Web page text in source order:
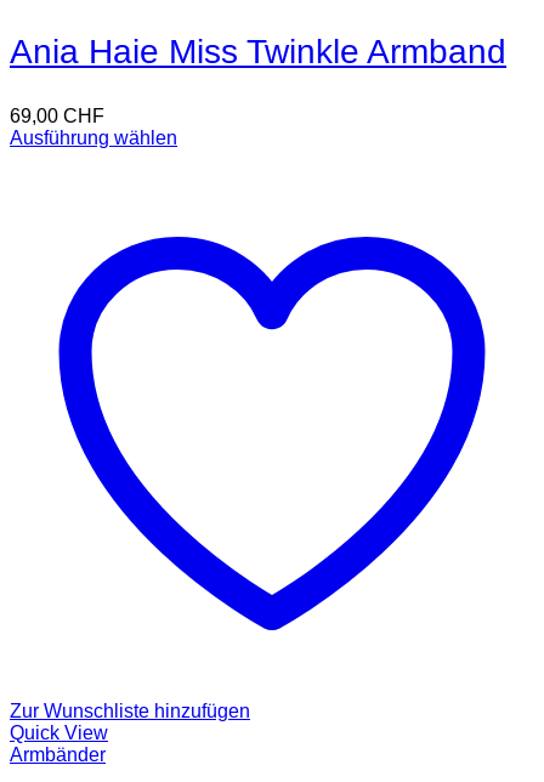
Ania Haie Miss Twinkle Armband
69,00 CHF
Ausführung wählen
Zur Wunschliste hinzufügen
Quick View
Armbänder